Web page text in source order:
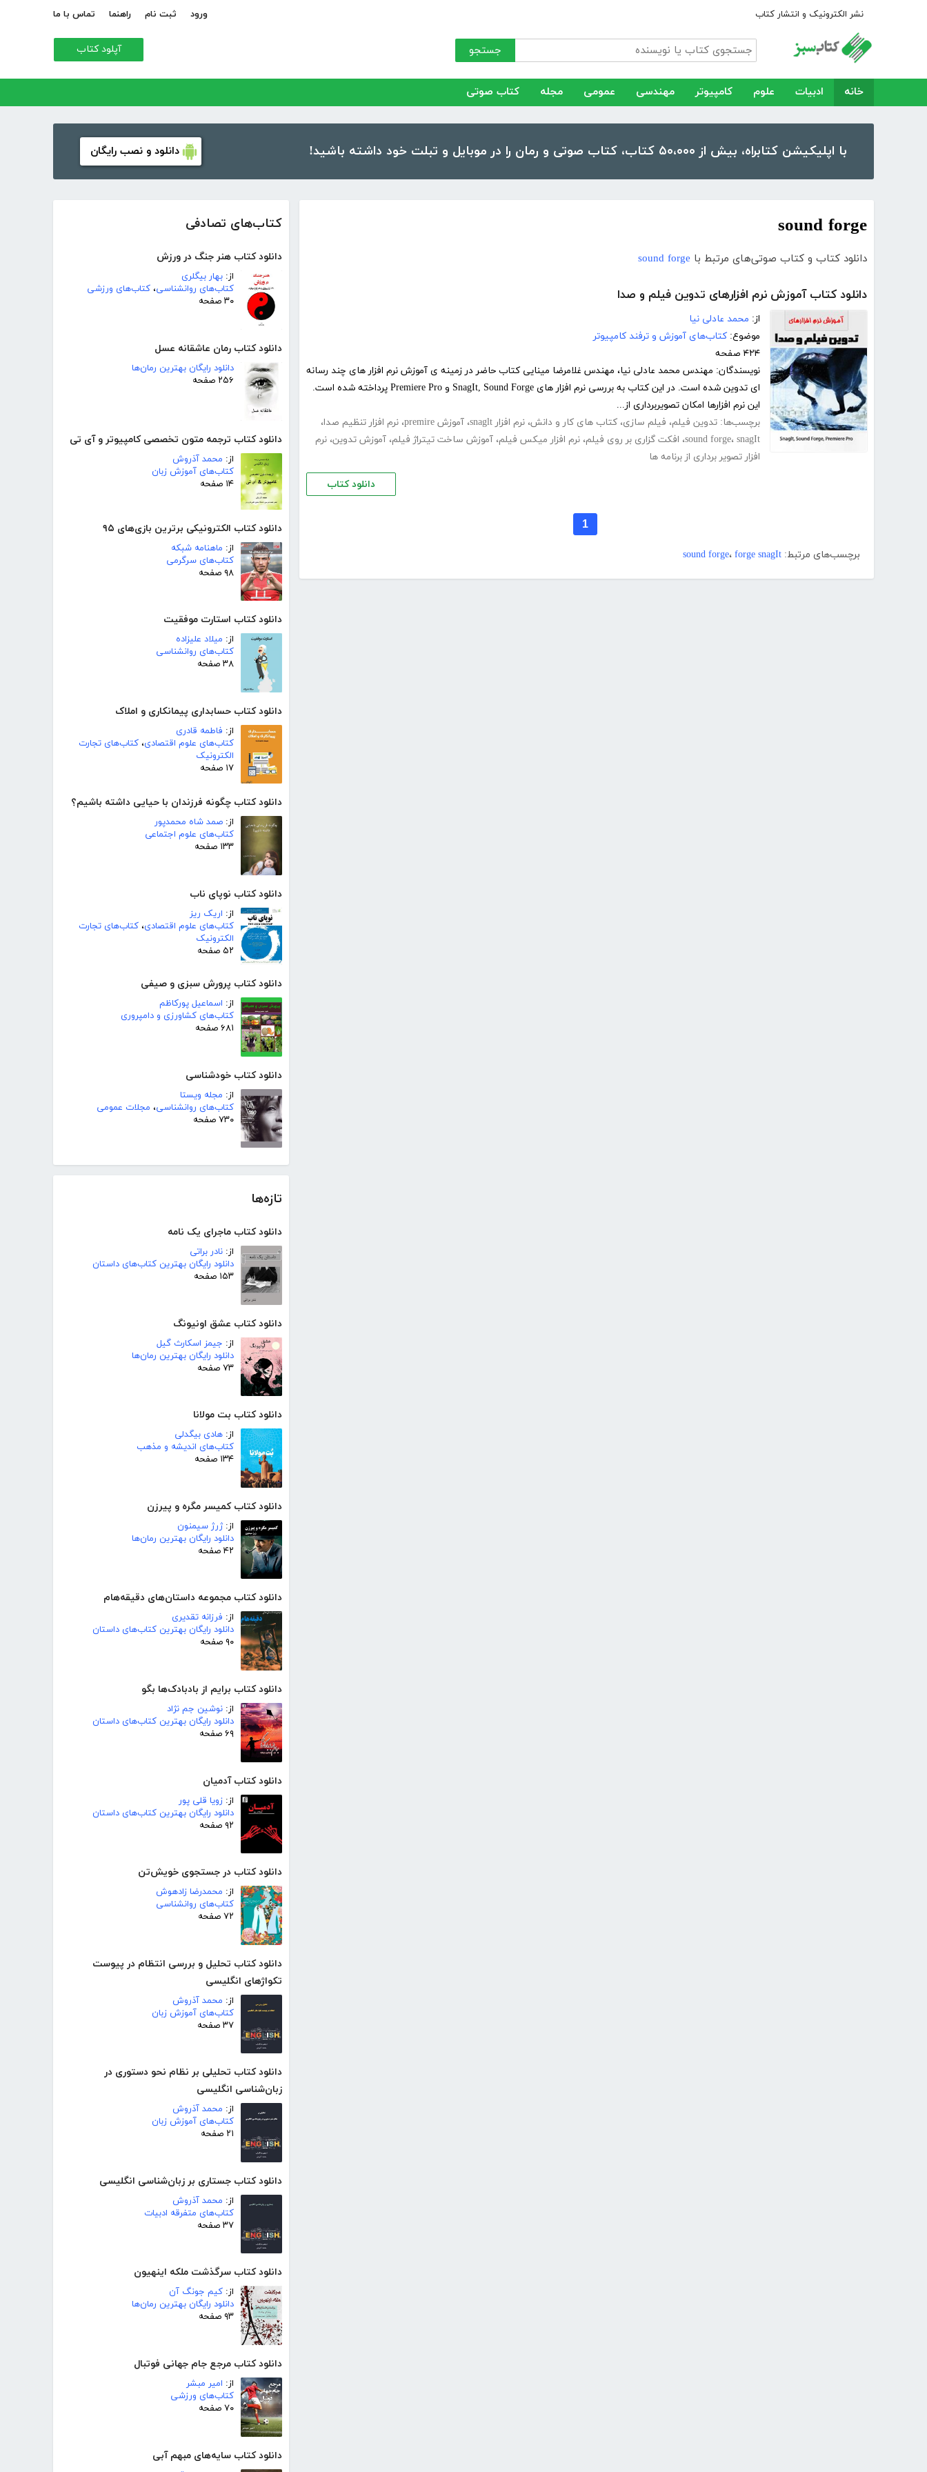
نشر الکترونیک و انتشار کتاب ورود ثبت نام راهنما تماس با ما
جستجو آپلود کتاب
خانه ادبیات علوم کامپیوتر مهندسی عمومی مجله کتاب صوتی
با اپلیکیشن کتابراه، بیش از ۵۰،۰۰۰ کتاب، کتاب صوتی و رمان را در موبایل و تبلت خود داشته باشید! دانلود و نصب رایگان
کتاب‌های تصادفی
دانلود کتاب هنر جنگ در ورزش
از: بهار بیگلری
کتاب‌های روانشناسی، کتاب‌های ورزشی
۳۰ صفحه
دانلود کتاب رمان عاشقانه عسل
دانلود رایگان بهترین رمان‌ها
۲۵۶ صفحه
دانلود کتاب ترجمه متون تخصصی کامپیوتر و آی تی
از: محمد آذروش
کتاب‌های آموزش زبان
۱۴ صفحه
دانلود کتاب الکترونیکی برترین بازی‌های ۹۵
از: ماهنامه شبکه
کتاب‌های سرگرمی
۹۸ صفحه
دانلود کتاب استارت موفقیت
از: میلاد علیزاده
کتاب‌های روانشناسی
۳۸ صفحه
دانلود کتاب حسابداری پیمانکاری و املاک
از: فاطمه قادری
کتاب‌های علوم اقتصادی، کتاب‌های تجارت
الکترونیک
۱۷ صفحه
دانلود کتاب چگونه فرزندان با حیایی داشته باشیم؟
از: صمد شاه محمدپور
کتاب‌های علوم اجتماعی
۱۳۳ صفحه
دانلود کتاب نوپای ناب
از: اریک ریز
کتاب‌های علوم اقتصادی، کتاب‌های تجارت
الکترونیک
۵۲ صفحه
دانلود کتاب پرورش سبزی و صیفی
از: اسماعیل پورکاظم
کتاب‌های کشاورزی و دامپروری
۶۸۱ صفحه
دانلود کتاب خودشناسی
از: مجله ویستا
کتاب‌های روانشناسی، مجلات عمومی
۷۳۰ صفحه
تازه‌ها
دانلود کتاب ماجرای یک نامه
از: نادر براتی
دانلود رایگان بهترین کتاب‌های داستان
۱۵۳ صفحه
دانلود کتاب عشق اونیونگ
از: جیمز اسکارث گیل
دانلود رایگان بهترین رمان‌ها
۷۳ صفحه
دانلود کتاب بت مولانا
از: هادی بیگدلی
کتاب‌های اندیشه و مذهب
۱۳۴ صفحه
دانلود کتاب کمیسر مگره و پیرزن
از:ژرژ سیمنون
دانلود رایگان بهترین رمان‌ها
۴۲ صفحه
دانلود کتاب مجموعه داستان‌های دقیقه‌هام
از: فرزانه تقدیری
دانلود رایگان بهترین کتاب‌های داستان
۹۰ صفحه
دانلود کتاب برایم از بادبادک‌ها بگو
از: نوشین جم نژاد
دانلود رایگان بهترین کتاب‌های داستان
۶۹ صفحه
دانلود کتاب آدمیان
از: زویا قلی پور
دانلود رایگان بهترین کتاب‌های داستان
۹۲ صفحه
دانلود کتاب در جستجوی خویش‌تن
از: محمدرضا زادهوش
کتاب‌های روانشناسی
۷۲ صفحه
دانلود کتاب تحلیل و بررسی انتظام در پیوست
تکواژهای انگلیسی
از: محمد آذروش
کتاب‌های آموزش زبان
۳۷ صفحه
دانلود کتاب تحلیلی بر نظام نحو دستوری در
زبان‌شناسی انگلیسی
از: محمد آذروش
کتاب‌های آموزش زبان
۲۱ صفحه
دانلود کتاب جستاری بر زبان‌شناسی انگلیسی
از: محمد آذروش
کتاب‌های متفرقه ادبیات
۳۷ صفحه
دانلود کتاب سرگذشت ملکه اینهیون
از: کیم جونگ آن
دانلود رایگان بهترین رمان‌ها
۹۳ صفحه
دانلود کتاب مرجع جام جهانی فوتبال
از: امیر مبشر
کتاب‌های ورزشی
۷۰ صفحه
دانلود کتاب سایه‌های مبهم آبی
sound forge
دانلود کتاب و کتاب صوتی‌های مرتبط با sound forge
دانلود کتاب آموزش نرم افزارهای تدوین فیلم و صدا
از: محمد عادلی نیا
موضوع: کتاب‌های آموزش و ترفند کامپیوتر
۴۲۴ صفحه
نویسندگان: مهندس محمد عادلی نیا، مهندس غلامرضا مینایی کتاب حاضر در زمینه ی آموزش نرم افزار های چند رسانه
ای تدوین شده است. در این کتاب به بررسی نرم افزار های SnagIt, Sound Forge و Premiere Pro پرداخته شده است.
این نرم افزارها امکان تصویربرداری از...
برچسب‌ها: تدوین فیلم، فیلم سازی، کتاب های کار و دانش، نرم افزار snaglt ، آموزش premire ، نرم افزار تنظیم صدا،
sound forge، snagIt ، افکت گزاری بر روی فیلم، نرم افزار میکس فیلم، آموزش ساخت تیتراژ فیلم، آموزش تدوین، نرم
افزار تصویر برداری از برنامه ها
دانلود کتاب
1
برچسب‌های مرتبط: sound forge، forge snagIt